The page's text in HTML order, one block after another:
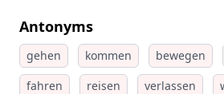
Antonyms
gehen kommen bewegen
fahren
reisen verlassen